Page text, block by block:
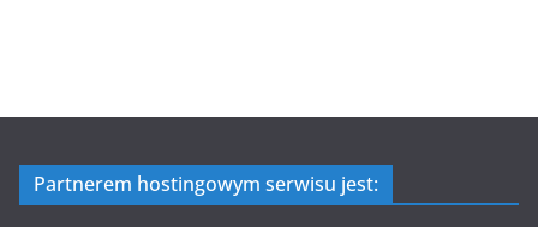
Partnerem hostingowym serwisu jest: